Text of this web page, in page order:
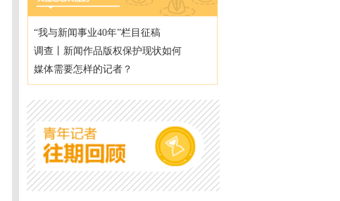
“我与新闻事业40年”栏目征稿
调查丨新闻作品版权保护现状如何
媒体需要怎样的记者？